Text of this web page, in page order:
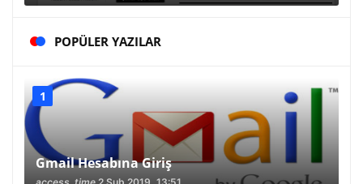
POPÜLER YAZILAR
Gmail Hesabına Giriş